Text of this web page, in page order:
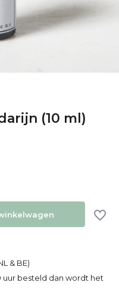
(10 ml)
& BE)
uur besteld dan wordt het